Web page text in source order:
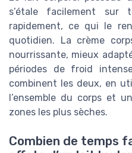
s’étale facilement
rapidement, ce qui le
quotidien. La crème
nourrissante, mieux
périodes de froid
combinent les deux, en
l’ensemble du corps et
zones les plus sèches.
Combien de temps